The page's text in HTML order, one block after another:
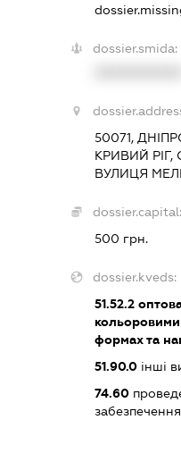
dossier.smida:
50071,
КРИВИЙ
ВУЛИЦЯ
dossier.capital:
500 грн.
dossier.kveds:
51.52.2
формах та
51.90.0 інші
74.60